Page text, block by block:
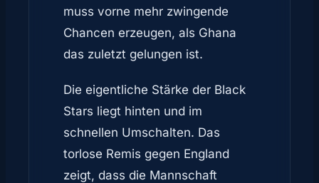
muss vorne mehr zwingende
Chancen erzeugen, als Ghana
das zuletzt gelungen ist.
Die eigentliche Stärke der Black
Stars liegt hinten und im
schnellen Umschalten. Das
torlose Remis gegen England
zeigt, dass die Mannschaft